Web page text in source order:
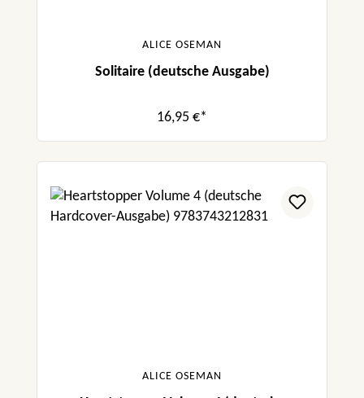
ALICE OSEMAN
Solitaire (deutsche Ausgabe)
16,95 €*
ALICE OSEMAN